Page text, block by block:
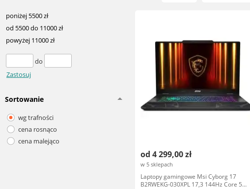
poniżej 5500 zł
od 5500 do 11000 zł
powyżej 11000 zł
do
Zastosuj
Sortowanie
wg trafności
cena rosnąco
cena malejąco
od 4 299,00 zł
w 5 sklepach
Laptopy gamingowe Msi Cyborg 17
B2RWEKG-030XPL 17,3 144Hz Core 5